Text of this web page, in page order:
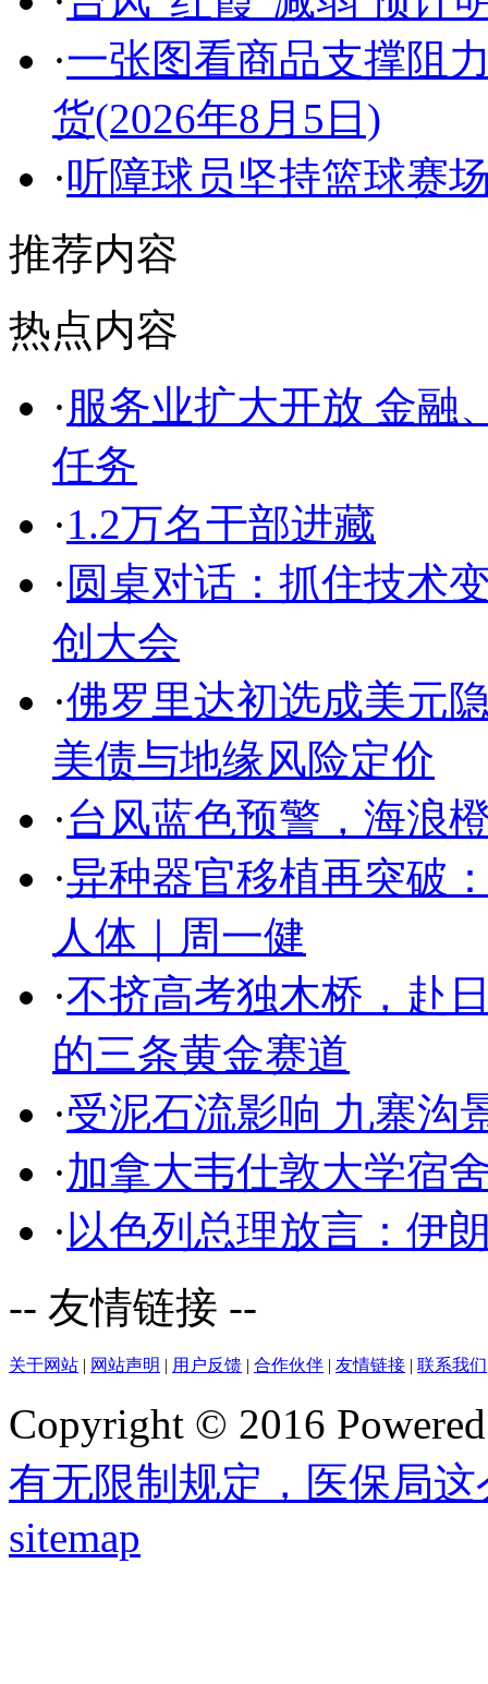
·一张图看商品支撑阻
货(2026年8月5日)
·听障球员坚持篮球赛
推荐内容
热点内容
·服务业扩大开放 金融
任务
·1.2万名干部进藏
· 圆桌对话：抓住技术
创大会
·佛罗里达初选成美元
美债与地缘风险定价
·台风蓝色预警，海浪
·异种器官移植再突破
人体｜周一健
·不挤高考独木桥，赴
的三条黄金赛道
·受泥石流影响 九寨沟
·加拿大韦仕敦大学宿
·以色列总理放言：伊
-- 友情链接 --
关于网站 | 网站声明 | 用户反馈 | 合作伙伴 | 友情链接 | 联系我们
Copyright © 2016
有无限制规定，医保局这
sitemap